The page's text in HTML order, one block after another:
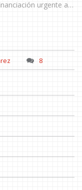
urgente al
reunión formal y
8